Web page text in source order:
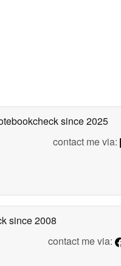
since 2025
contact me via:
since 2008
contact me via: